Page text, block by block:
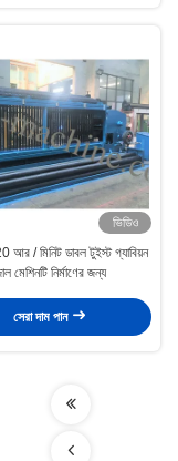
ভিডিও
আর / মিনিট ডাবল টুইস্ট গ্যাবিয়ন
মেশিনটি নির্মাণের জন্য
সেরা দাম পান